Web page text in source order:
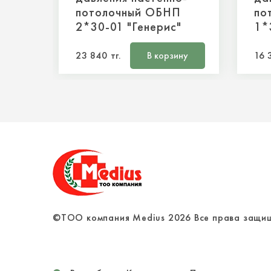
потолочный ОБНП
2*30-01 "Генерис"
Предназначен для
быстрого обеззараживания
пластмассовыми
боковинами и открытыми
бактерицидными лампами.
Крепление облучателя
как на стену, так и на
23 840 тг. В корзину 16
©ТОО компания Medius 2026 Все права